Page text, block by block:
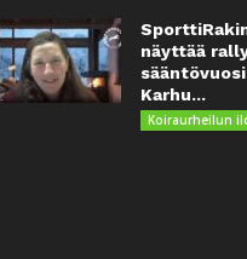
näyttää
Karhu...
Koiraurheilun